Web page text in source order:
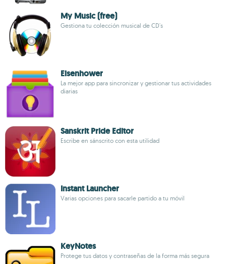
My Music (free)
Gestiona tu colección musical de CD's
Eisenhower
La mejor app para sincronizar y gestionar tus actividades
diarias
Sanskrit Pride Editor
Escribe en sánscrito con esta utilidad
Instant Launcher
Varias opciones para sacarle partido a tu móvil
KeyNotes
Protege tus datos y contraseñas de la forma más segura